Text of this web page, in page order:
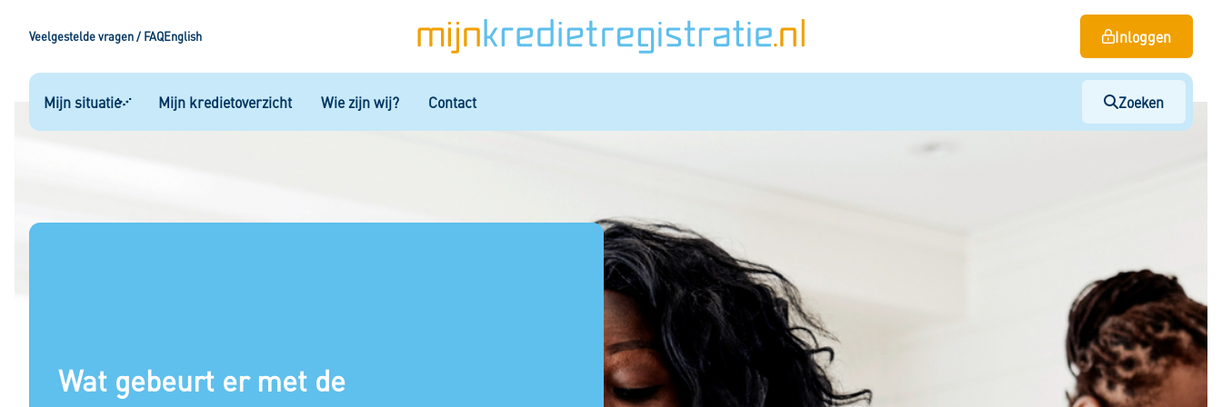
Veelgestelde vragen / FAQEnglish Inloggen
Mijn situatie
Saneringskrediet
Mijn kredietoverzicht Wie zijn wij? Contact Zoeken
Wat gebeurt er met de